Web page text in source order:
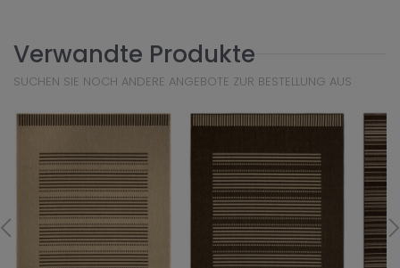
Verwandte Produkte
SUCHEN SIE NOCH ANDERE ANGEBOTE ZUR BESTELLUNG AUS